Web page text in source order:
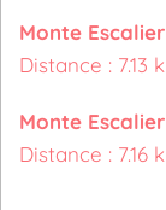
Monte
Distance : 7.13
Monte
Distance : 7.16